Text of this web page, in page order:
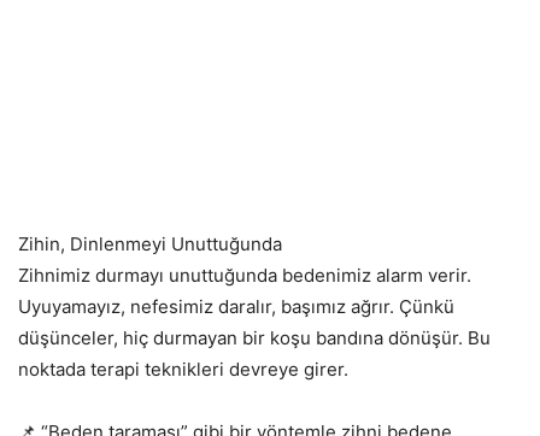
Zihin, Dinlenmeyi Unuttuğunda
Zihnimiz durmayı unuttuğunda bedenimiz alarm verir.
Uyuyamayız, nefesimiz daralır, başımız ağrır. Çünkü
düşünceler, hiç durmayan bir koşu bandına dönüşür. Bu
noktada terapi teknikleri devreye girer.